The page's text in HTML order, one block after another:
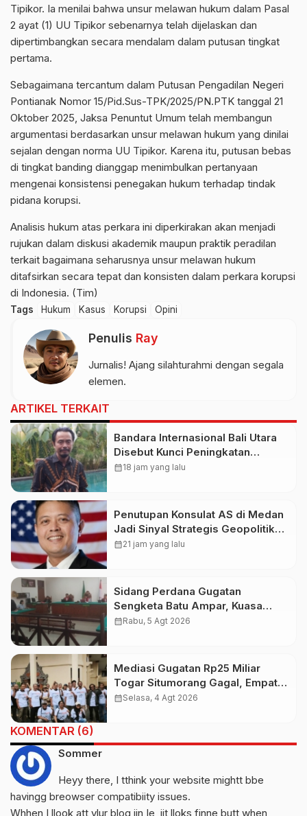
Tipikor. Ia menilai bahwa unsur melawan hukum dalam Pasal
2 ayat (1) UU Tipikor sebenarnya telah dijelaskan dan
dipertimbangkan secara mendalam dalam putusan tingkat
pertama.
Sebagaimana tercantum dalam Putusan Pengadilan Negeri
Pontianak Nomor 15/Pid.Sus-TPK/2025/PN.PTK tanggal 21
Oktober 2025, Jaksa Penuntut Umum telah membangun
argumentasi berdasarkan unsur melawan hukum yang dinilai
sejalan dengan norma UU Tipikor. Karena itu, putusan bebas
di tingkat banding dianggap menimbulkan pertanyaan
mengenai konsistensi penegakan hukum terhadap tindak
pidana korupsi.
Analisis hukum atas perkara ini diperkirakan akan menjadi
rujukan dalam diskusi akademik maupun praktik peradilan
terkait bagaimana seharusnya unsur melawan hukum
ditafsirkan secara tepat dan konsisten dalam perkara korupsi
di Indonesia. (Tim)
Tags Hukum Kasus Korupsi Opini
Penulis Ray
Jurnalis! Ajang silahturahmi dengan segala
elemen.
ARTIKEL TERKAIT
Bandara Internasional Bali Utara
Disebut Kunci Peningkatan
Pariwisata Indonesia Timur dan
calendar_month18 jam yang lalu
Penutupan Konsulat AS di Medan
Jadi Sinyal Strategis Geopolitik
Baru bagi Indonesia
calendar_month21 jam yang lalu
Sidang Perdana Gugatan
Sengketa Batu Ampar, Kuasa
Hukum Sebut Tak Ikut Tergugat di
calendar_monthRabu, 5 Agt 2026
Mediasi Gugatan Rp25 Miliar
Togar Situmorang Gagal, Empat
Media Pilih Lawan di Pengadilan
calendar_monthSelasa, 4 Agt 2026
KOMENTAR (6)
Sommer
Heyy there, I tthink your website mightt bbe
havingg breowser compatibiity issues.
Whhen I llook att ylur blog iin Ie, iit lloks finne butt when